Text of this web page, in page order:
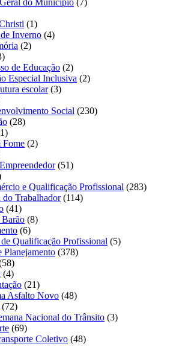
do Município (7)
(1)
Inverno (4)
(2)
de Educação (2)
Especial Inclusiva (2)
escolar(3)
Social (230)
(28)
Fome (2)
(51)
e Qualificação Profissional (283)
do Trabalhador(114)
(41)
Barão (8)
(6)
de Qualificação Profissional (5)
Planejamento (378)
(4)
(21)
Asfalto Novo (48)
(72)
Nacional do Trânsito (3)
(69)
Coletivo (48)